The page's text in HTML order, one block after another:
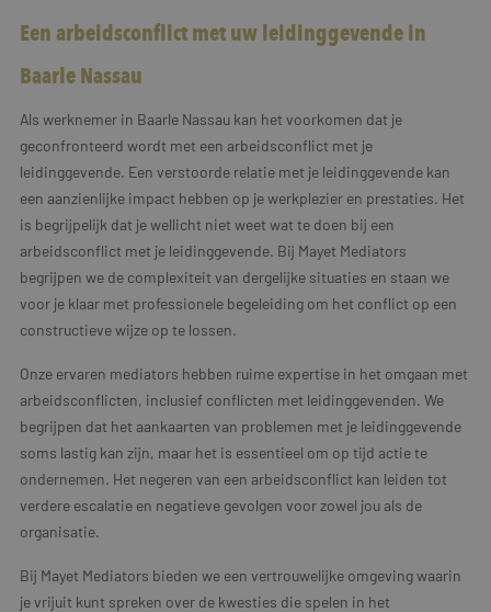
Een arbeidsconflict met uw leidinggevende in
Baarle Nassau
Als werknemer in Baarle Nassau kan het voorkomen dat je
geconfronteerd wordt met een arbeidsconflict met je
leidinggevende. Een verstoorde relatie met je leidinggevende kan
een aanzienlijke impact hebben op je werkplezier en prestaties. Het
is begrijpelijk dat je wellicht niet weet wat te doen bij een
arbeidsconflict met je leidinggevende. Bij Mayet Mediators
begrijpen we de complexiteit van dergelijke situaties en staan we
voor je klaar met professionele begeleiding om het conflict op een
constructieve wijze op te lossen.
Onze ervaren mediators hebben ruime expertise in het omgaan met
arbeidsconflicten, inclusief conflicten met leidinggevenden. We
begrijpen dat het aankaarten van problemen met je leidinggevende
soms lastig kan zijn, maar het is essentieel om op tijd actie te
ondernemen. Het negeren van een arbeidsconflict kan leiden tot
verdere escalatie en negatieve gevolgen voor zowel jou als de
organisatie.
Bij Mayet Mediators bieden we een vertrouwelijke omgeving waarin
je vrijuit kunt spreken over de kwesties die spelen in het